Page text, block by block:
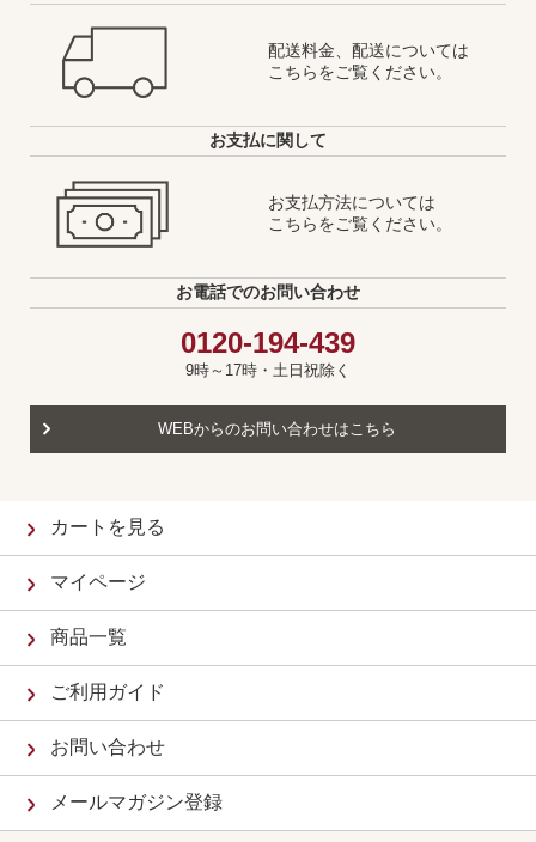
配送料金、配送については
こちらをご覧ください。
お支払に関して
お支払方法については
こちらをご覧ください。
お電話でのお問い合わせ
0120-194-439
9時～17時・土日祝除く
WEBからのお問い合わせはこちら
カートを見る
マイページ
商品一覧
ご利用ガイド
お問い合わせ
メールマガジン登録